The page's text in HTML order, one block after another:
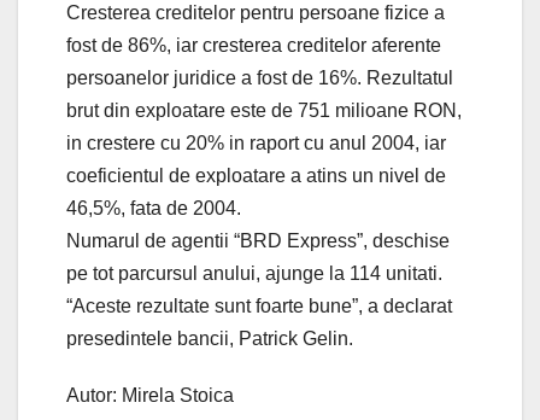
Cresterea creditelor pentru persoane fizice a
fost de 86%, iar cresterea creditelor aferente
persoanelor juridice a fost de 16%. Rezultatul
brut din exploatare este de 751 milioane RON,
in crestere cu 20% in raport cu anul 2004, iar
coeficientul de exploatare a atins un nivel de
46,5%, fata de 2004.
Numarul de agentii “BRD Express”, deschise
pe tot parcursul anului, ajunge la 114 unitati.
“Aceste rezultate sunt foarte bune”, a declarat
presedintele bancii, Patrick Gelin.
Autor: Mirela Stoica